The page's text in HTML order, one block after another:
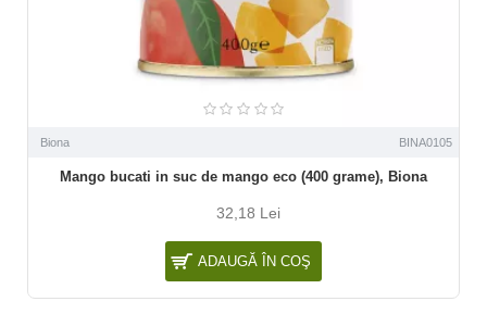
Biona BINA0105
Mango bucati in suc de mango eco (400 grame), Biona
32,18 Lei
ADAUGĂ ÎN COŞ